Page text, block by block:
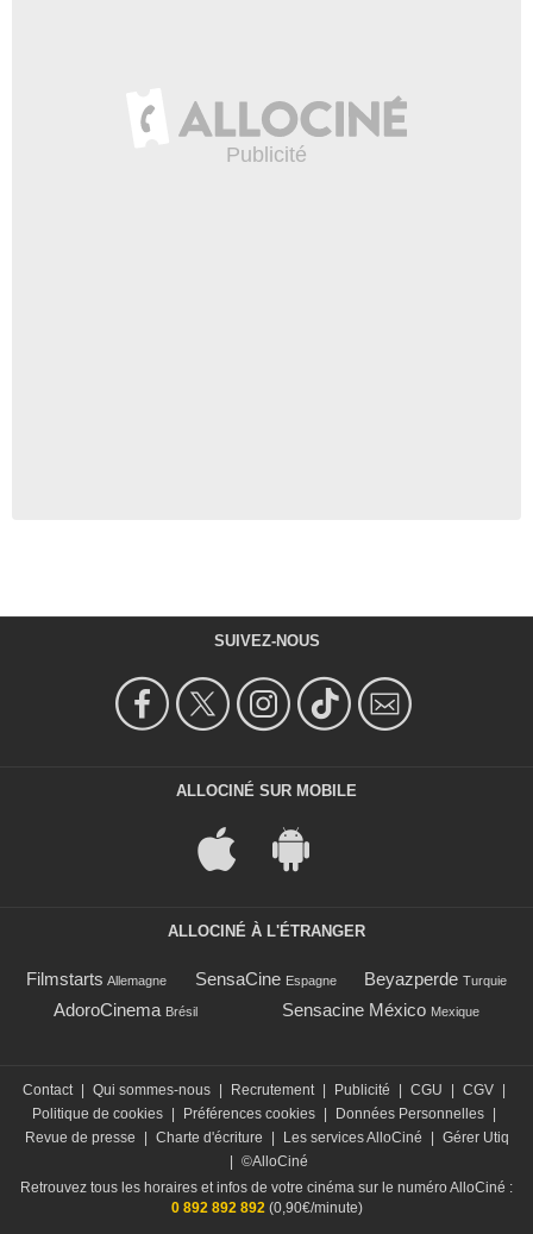
SUIVEZ-NOUS
ALLOCINÉ SUR MOBILE
ALLOCINÉ À L'ÉTRANGER
Filmstarts Allemagne SensaCine Espagne Beyazperde Turquie
AdoroCinema Brésil Sensacine México Mexique
Contact Qui sommes-nous Recrutement Publicité CGU CGV
Politique de cookies
Préférences cookies Données Personnelles
Revue de presse
Charte d'écriture Les services AlloCiné
Gérer Utiq
©AlloCiné
Retrouvez tous les horaires et infos de votre cinéma sur le numéro AlloCiné :
0 892 892 892(0,90€/minute)